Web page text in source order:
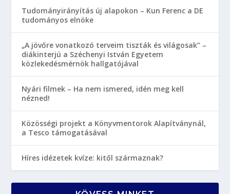
Tudományirányítás új alapokon – Kun Ferenc a DE
tudományos elnöke
„A jövőre vonatkozó terveim tiszták és világosak” –
diákinterjú a Széchenyi István Egyetem
közlekedésmérnök hallgatójával
Nyári filmek – Ha nem ismered, idén meg kell
nézned!
Közösségi projekt a Könyvmentorok Alapítványnál,
a Tesco támogatásával
Híres idézetek kvíze: kitől származnak?